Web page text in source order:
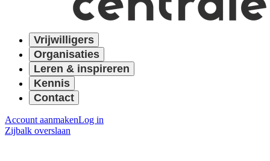
Vrijwilligers
Organisaties
Leren & inspireren
Kennis
Contact
Account aanmakenLog in
Zijbalk overslaan